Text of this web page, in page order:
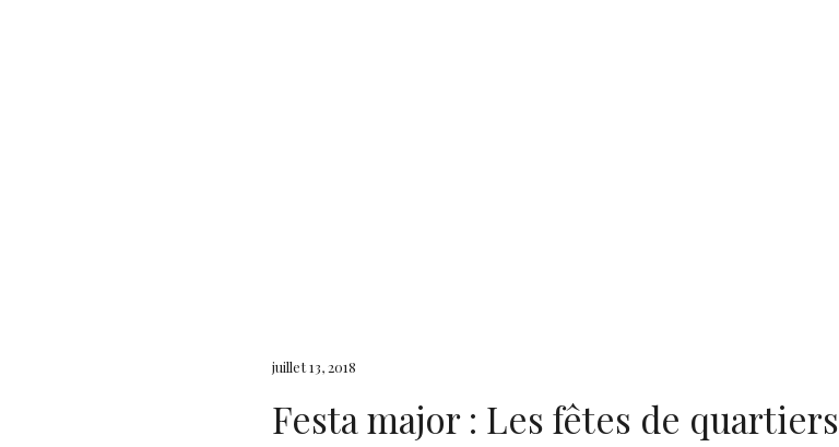
juillet 13, 2018
Festa major : Les fêtes de quartiers